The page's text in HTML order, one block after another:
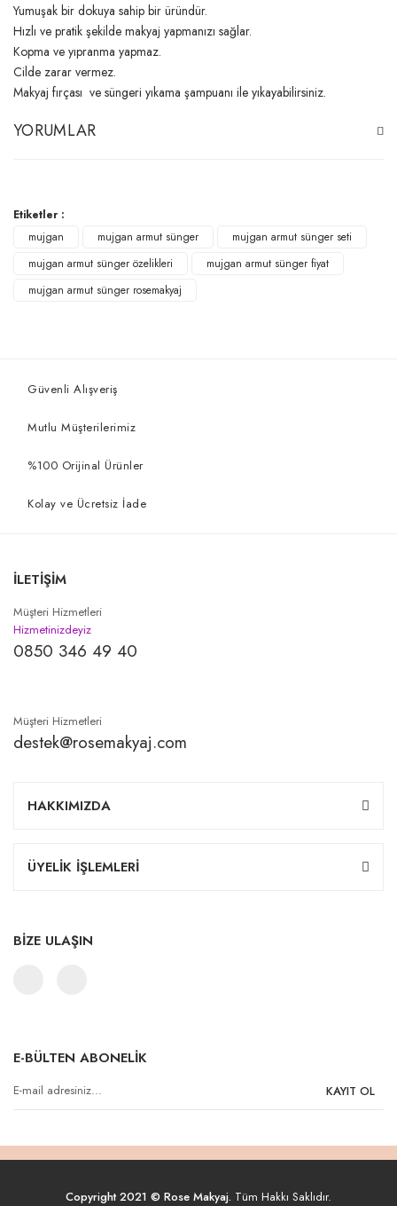
Yumuşak bir dokuya sahip bir üründür.
Hızlı ve pratik şekilde makyaj yapmanızı sağlar.
Kopma ve yıpranma yapmaz.
Cilde zarar vermez.
Makyaj fırçası ve süngeri yıkama şampuanı ile yıkayabilirsiniz.
YORUMLAR
Etiketler :
mujgan
mujgan armut sünger
mujgan armut sünger seti
mujgan armut sünger özelikleri
mujgan armut sünger fiyat
mujgan armut sünger rosemakyaj
Güvenli Alışveriş
Mutlu Müşterilerimiz
%100 Orijinal Ürünler
Kolay ve Ücretsiz İade
İLETİŞİM
Müşteri Hizmetleri
Hizmetinizdeyiz
0850 346 49 40
Müşteri Hizmetleri
destek@rosemakyaj.com
HAKKIMIZDA
ÜYELİK İŞLEMLERİ
BİZE ULAŞIN
E-BÜLTEN ABONELİK
KAYIT OL
Copyright 2021 © Rose Makyaj. Tüm Hakkı Saklıdır.